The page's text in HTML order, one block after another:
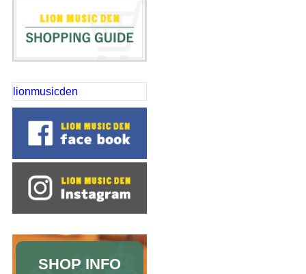
lionmusicden
SHOP INFO